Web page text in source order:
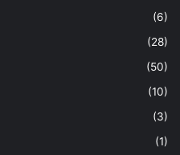
(6)
(28)
(50)
(10)
(3)
(1)